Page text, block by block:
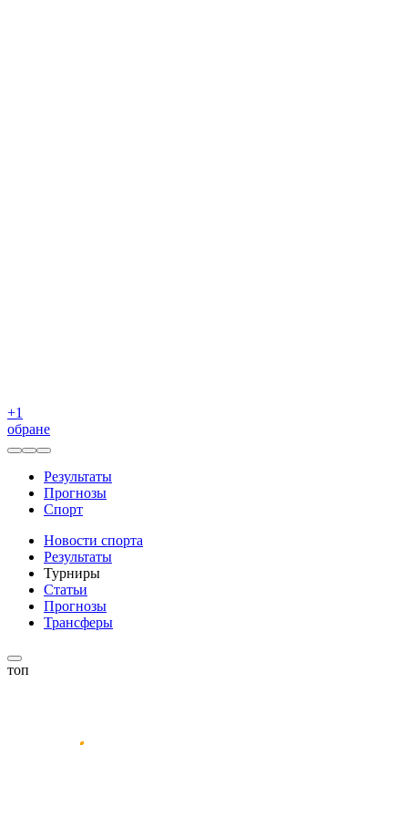
+1
обране
Результаты
Прогнозы
Спорт
Новости спорта
Результаты
Турниры
Статьи
Прогнозы
Трансферы
топ